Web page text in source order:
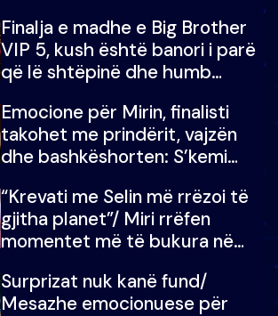
Finalja e madhe e Big Brother
VIP 5, kush është banori i parë
që lë shtëpinë dhe humb
çmimin e madh
Emocione për Mirin, finalisti
takohet me prindërit, vajzën
dhe bashkëshorten: S’kemi
“Krevati me Selin më rrëzoi të
gjitha planet”/ Miri rrëfen
momentet më të bukura në
mungojë zilja e mëngjesit kur…
Surprizat nuk kanë fund/
Mesazhe emocionuese për